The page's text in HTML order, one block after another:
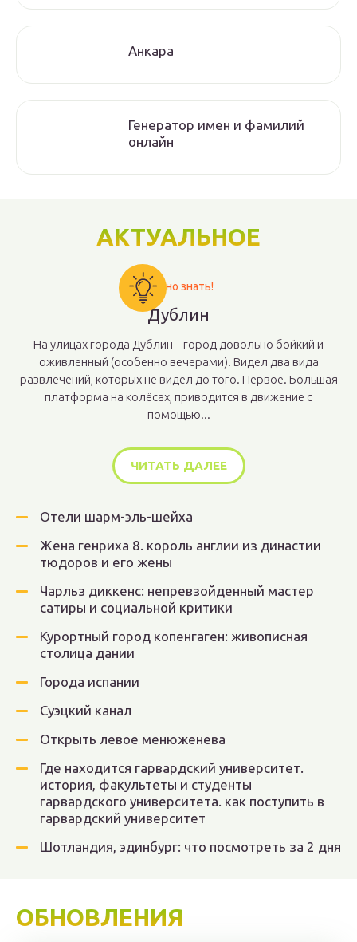
Анкара
Генератор имен и фамилий
онлайн
АКТУАЛЬНОЕ
Важно знать!
Дублин
На улицах города Дублин – город довольно бойкий и
оживленный (особенно вечерами). Видел два вида
развлечений, которых не видел до того. Первое. Большая
платформа на колёсах, приводится в движение с
помощью...
ЧИТАТЬ ДАЛЕЕ
Отели шарм-эль-шейха
Жена генриха 8. король англии из династии
тюдоров и его жены
Чарльз диккенс: непревзойденный мастер
сатиры и социальной критики
Курортный город копенгаген: живописная
столица дании
Города испании
Суэцкий канал
Открыть левое менюженева
Где находится гарвардский университет.
история, факультеты и студенты
гарвардского университета. как поступить в
гарвардский университет
Шотландия, эдинбург: что посмотреть за 2 дня
ОБНОВЛЕНИЯ